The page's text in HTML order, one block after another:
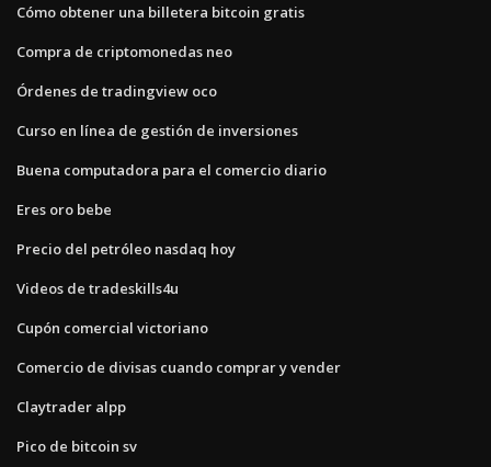
Cómo obtener una billetera bitcoin gratis
Compra de criptomonedas neo
Órdenes de tradingview oco
Curso en línea de gestión de inversiones
Buena computadora para el comercio diario
Eres oro bebe
Precio del petróleo nasdaq hoy
Videos de tradeskills4u
Cupón comercial victoriano
Comercio de divisas cuando comprar y vender
Claytrader alpp
Pico de bitcoin sv